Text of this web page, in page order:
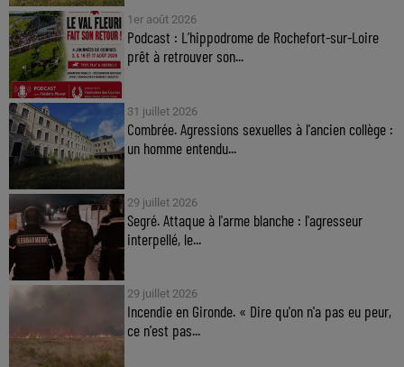
1er août 2026
Podcast : L’hippodrome de Rochefort-sur-Loire
prêt à retrouver son...
31 juillet 2026
Combrée. Agressions sexuelles à l'ancien collège :
un homme entendu...
29 juillet 2026
Segré. Attaque à l'arme blanche : l'agresseur
interpellé, le...
29 juillet 2026
Incendie en Gironde. « Dire qu'on n'a pas eu peur,
ce n'est pas...